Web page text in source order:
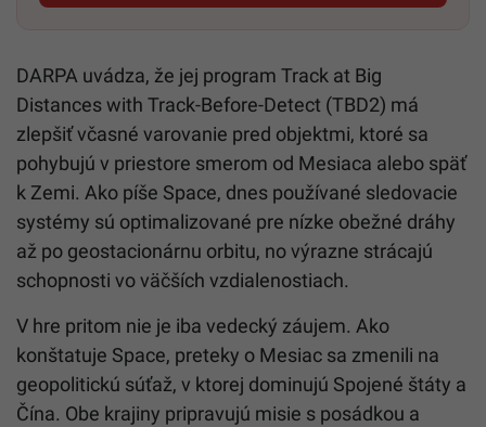
DARPA uvádza, že jej program Track at Big
Distances with Track-Before-Detect (TBD2) má
zlepšiť včasné varovanie pred objektmi, ktoré sa
pohybujú v priestore smerom od Mesiaca alebo späť
k Zemi. Ako píše Space, dnes používané sledovacie
systémy sú optimalizované pre nízke obežné dráhy
až po geostacionárnu orbitu, no výrazne strácajú
schopnosti vo väčších vzdialenostiach.
V hre pritom nie je iba vedecký záujem. Ako
konštatuje Space, preteky o Mesiac sa zmenili na
geopolitickú súťaž, v ktorej dominujú Spojené štáty a
Čína. Obe krajiny pripravujú misie s posádkou a